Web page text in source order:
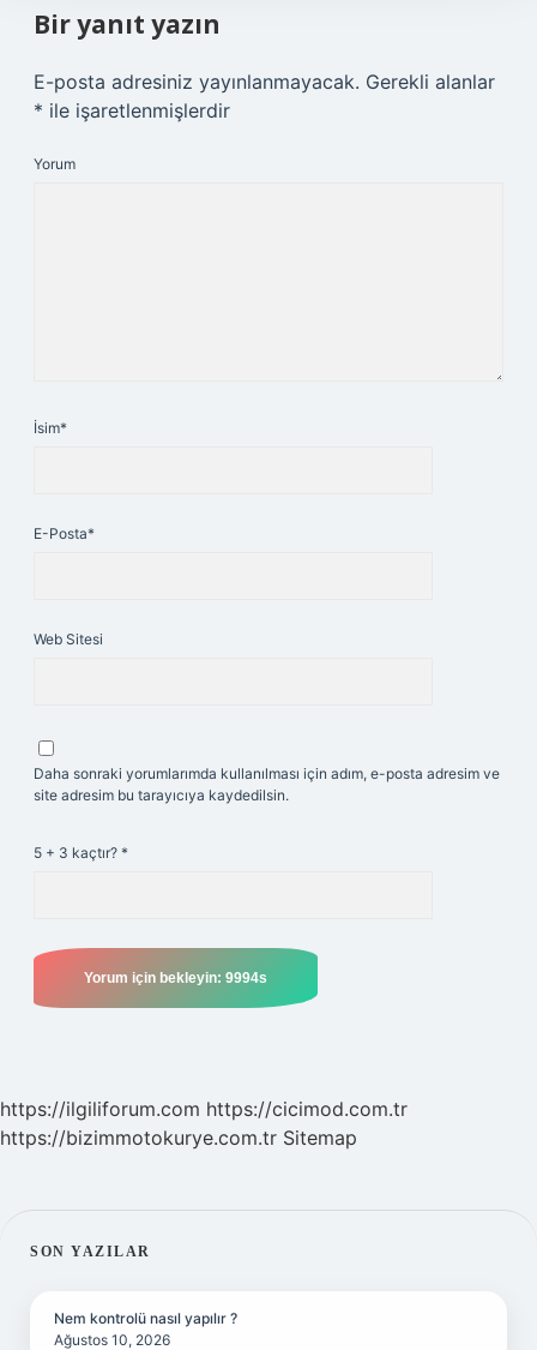
Bir yanıt yazın
E-posta adresiniz yayınlanmayacak. Gerekli alanlar
* ile işaretlenmişlerdir
Yorum
İsim*
E-Posta*
Web Sitesi
Daha sonraki yorumlarımda kullanılması için adım, e-posta adresim ve
site adresim bu tarayıcıya kaydedilsin.
5 + 3 kaçtır? *
https://ilgiliforum.com https://cicimod.com.tr
https://bizimmotokurye.com.tr Sitemap
SIDEBAR
SON YAZILAR
Nem kontrolü nasıl yapılır ?
Ağustos 10, 2026